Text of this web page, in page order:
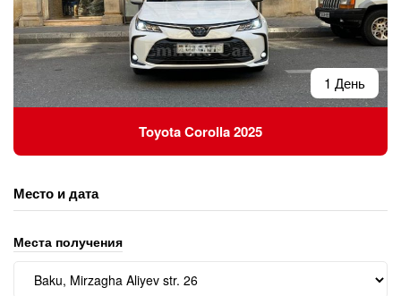
1 День
Toyota Corolla 2025
Место и дата
Места получения